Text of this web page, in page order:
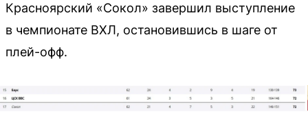
Красноярский «Сокол» завершил выступление
в чемпионате ВХЛ, остановившись в шаге от
плей-офф.